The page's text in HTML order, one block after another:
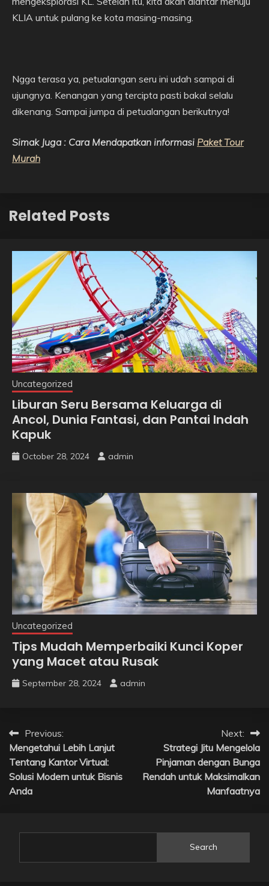
KLIA untuk pulang ke kota masing-masing.
Ngga terasa ya, petualangan seru ini udah sampai di
ujungnya. Kenangan yang tercipta pasti bakal selalu
dikenang. Sampai jumpa di petualangan berikutnya!
Simak Juga : Cara Mendapatkan informasi Paket Tour
Murah
Related Posts
Uncategorized
Liburan Seru Bersama Keluarga di
Ancol, Dunia Fantasi, dan Pantai Indah
Kapuk
October 28, 2024 admin
Uncategorized
Tips Mudah Memperbaiki Kunci Koper
yang Macet atau Rusak
September 28, 2024 admin
Post
navigation
Previous:
Mengetahui Lebih Lanjut
Tentang Kantor Virtual:
Solusi Modern untuk Bisnis
Anda
Next:
Strategi Jitu Mengelola
Pinjaman dengan Bunga
Rendah untuk Maksimalkan
Manfaatnya
Search